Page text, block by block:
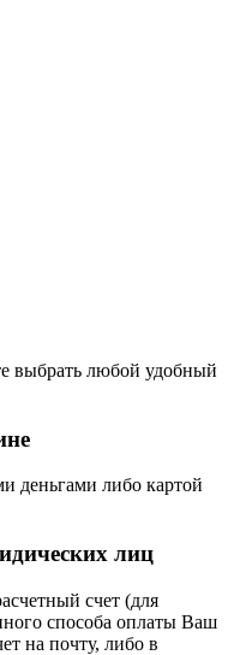
выбрать любой удобный
деньгами либо картой
лиц
счет (для
способа оплаты Ваш
на почту, либо в